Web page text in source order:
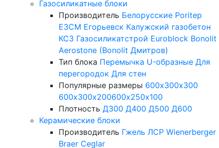
Газосиликатные блоки
Производитель Белорусские Poritep
ЕЗСМ Егорьевск Калужский газобетон
КСЗ Газосиликатстрой Euroblock Bonolit
Aerostone (Bonolit Дмитров)
Тип блока Перемычка U-образные Для
перегородок Для стен
Популярные размеры 600х300х300
600х300х200600х250х100
Плотность Д300 Д400 Д500 Д600
Керамические блоки
Производитель Гжель ЛСР Wienerberger
Braer Ceglar